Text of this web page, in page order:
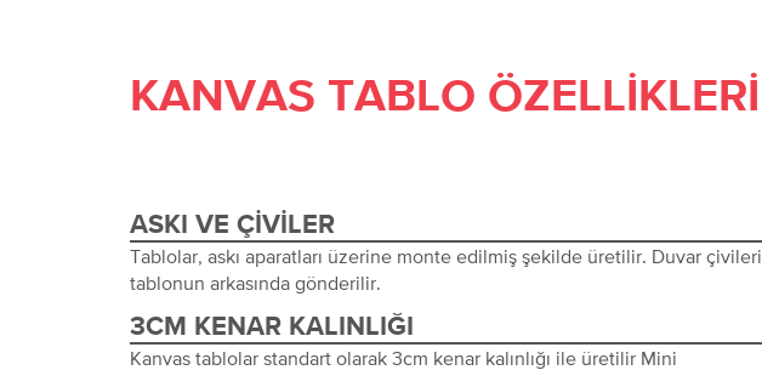
KANVAS TABLO ÖZELLIKLERI
ASKI VE ÇIVILER
Tablolar, askı aparatları üzerine monte edilmiş şekilde üretilir. Duvar çivileri
tablonun arkasında gönderilir.
3CM KENAR KALINLIĞI
Kanvas tablolar standart olarak 3cm kenar kalınlığı ile üretilir Mini